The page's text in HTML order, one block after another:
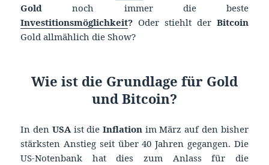
Gold noch immer die beste
Investitionsmöglichkeit? Oder stiehlt der Bitcoin
Gold allmählich die Show?
Wie ist die Grundlage für Gold
und Bitcoin?
In den USAist dieInflation im März auf den bisher
stärksten Anstieg seit über 40 Jahren gegangen. Die
US-Notenbank hat dies zum Anlass für die